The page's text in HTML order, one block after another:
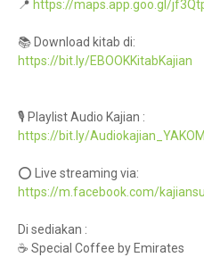
📍 https://maps.app.goo.gl/
📚 Download kitab di:
https://bit.ly/EBOOKKitabKajian
🎙️ Playlist Audio Kajian :
https://bit.ly/
⭕ Live streaming via:
https://m.facebook.com/
Di sediakan :
☕ Special Coffee by Emirates